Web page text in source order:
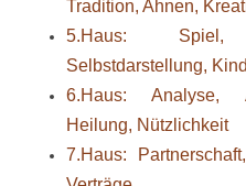
Tradition, Ahnen,
5.Haus: Spiel,
Selbstdarstellung,
6.Haus: Analyse,
Heilung, Nützlichkeit
7.Haus: